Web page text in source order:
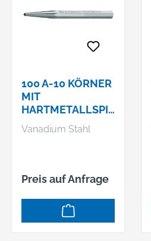
100 A-10 KÖRNER
MIT
HARTMETALLSPIT
ZE 120X10X4 MM
Vanadium Stahl
Preis auf Anfrage